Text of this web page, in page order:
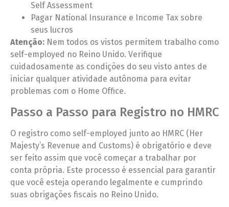
Self Assessment
Pagar National Insurance e Income Tax sobre
seus lucros
Atenção: Nem todos os vistos permitem trabalho como
self-employed no Reino Unido. Verifique
cuidadosamente as condições do seu visto antes de
iniciar qualquer atividade autônoma para evitar
problemas com o Home Office.
Passo a Passo para Registro no HMRC
O registro como self-employed junto ao HMRC (Her
Majesty’s Revenue and Customs) é obrigatório e deve
ser feito assim que você começar a trabalhar por
conta própria. Este processo é essencial para garantir
que você esteja operando legalmente e cumprindo
suas obrigações fiscais no Reino Unido.